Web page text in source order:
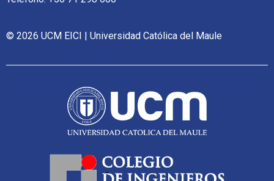
© 2026 UCM EICI | Universidad Católica del Maule